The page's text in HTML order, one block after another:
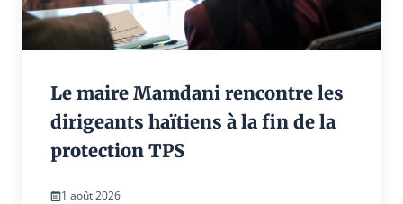
Le maire Mamdani rencontre les
dirigeants haïtiens à la fin de la
protection TPS
1 août 2026